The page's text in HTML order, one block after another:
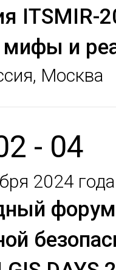
ITSMIR-
мифы и
Москва
- 04
2024 года